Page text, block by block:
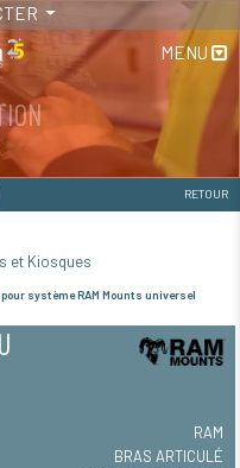
MENU
RETOUR
et Kiosques
système RAM Mounts universel
RAM
BRAS ARTICULÉ